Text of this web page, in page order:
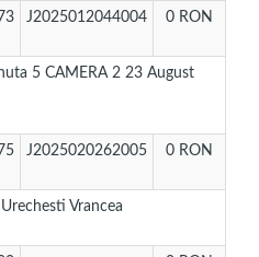
J2025012044004 0 RON
5 CAMERA 2 23 August
J2025020262005 0 RON
Vrancea